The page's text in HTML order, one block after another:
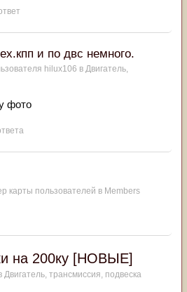
и по двс немного.
hilux106 в Двигатель,
фото
карты пользователей в Members
на 200ку [НОВЫЕ]
Двигатель, трансмиссия, подвеска